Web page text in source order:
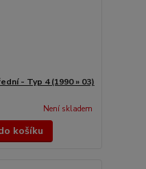
- Typ 4 (1990 » 03)
Není skladem
košíku